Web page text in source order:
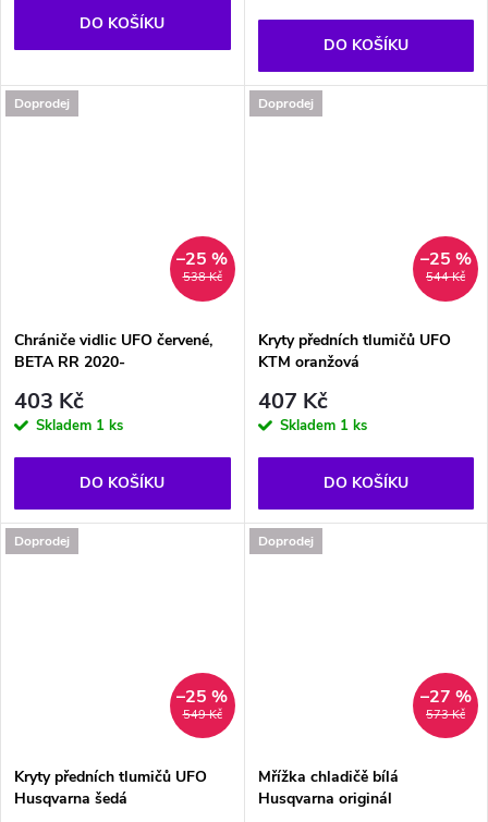
DO KOŠÍKU
DO KOŠÍKU
Doprodej
538 Kč
–25 %
Chrániče vidlic UFO červené,
BETA RR 2020-
403 Kč
Skladem 1 ks
DO KOŠÍKU
Doprodej
544 Kč
–25 %
Kryty předních tlumičů UFO
KTM oranžová
407 Kč
Skladem 1 ks
DO KOŠÍKU
Doprodej
549 Kč
–25 %
Kryty předních tlumičů UFO
Husqvarna šedá
Doprodej
573 Kč
–27 %
Mřížka chladičě bílá
Husqvarna originál